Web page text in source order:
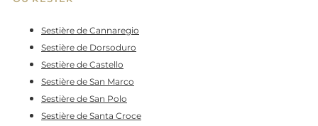
Sestière de Cannaregio
Sestière de Dorsoduro
Sestière de Castello
Sestière de San Marco
Sestière de San Polo
Sestière de Santa Croce